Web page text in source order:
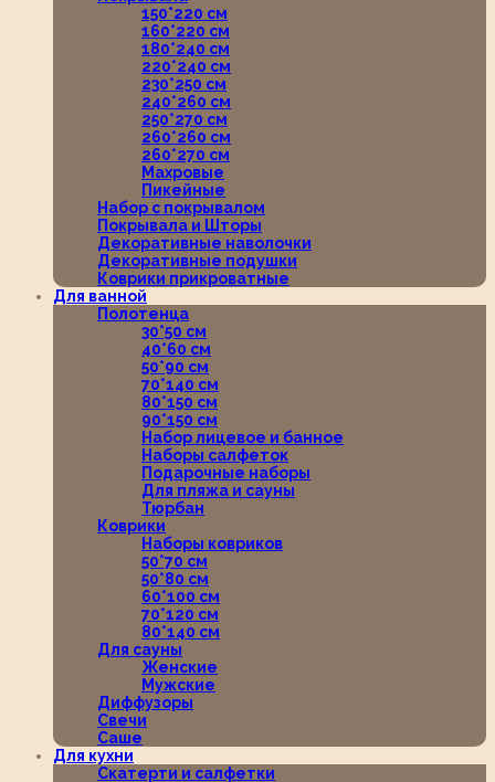
150*220 см
160*220 см
180*240 см
220*240 см
230*250 см
240*260 см
250*270 см
260*260 см
260*270 см
Махровые
Пикейные
Набор с покрывалом
Покрывала и Шторы
Декоративные наволочки
Декоративные подушки
Коврики прикроватные
Для ванной
Полотенца
30*50 см
40*60 см
50*90 см
70*140 см
80*150 см
90*150 см
Набор лицевое и банное
Наборы салфеток
Подарочные наборы
Для пляжа и сауны
Тюрбан
Коврики
Наборы ковриков
50*70 см
50*80 см
60*100 см
70*120 см
80*140 см
Для сауны
Женские
Мужские
Диффузоры
Свечи
Саше
Для кухни
Скатерти и салфетки